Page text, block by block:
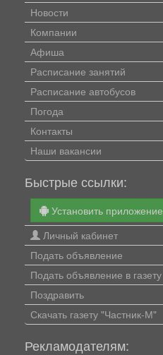
Новости
Компании
Афиша
Расписание занятий
Расписание автобусов
Погода
Контакты
Наши вакансии
Быстрые ссылки:
Установить приложение
Личный кабинет
Подать объявление
Подать объявление в газету
Поздравить
Скачать газету "Частник-М"
Рекламодателям: